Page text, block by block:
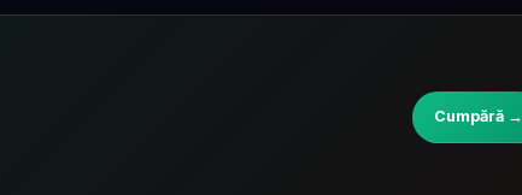
Cumpără →